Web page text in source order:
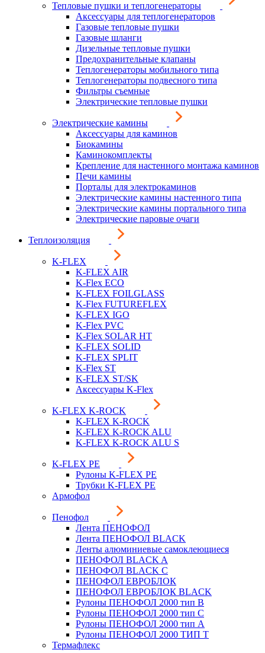
Тепловые пушки и теплогенераторы
Аксессуары для теплогенераторов
Газовые тепловые пушки
Газовые шланги
Дизельные тепловые пушки
Предохранительные клапаны
Теплогенераторы мобильного типа
Теплогенераторы подвесного типа
Фильтры съемные
Электрические тепловые пушки
Электрические камины
Аксессуары для каминов
Биокамины
Каминокомплекты
Крепление для настенного монтажа каминов
Печи камины
Порталы для электрокаминов
Электрические камины настенного типа
Электрические камины портального типа
Электрические паровые очаги
Теплоизоляция
K-FLEX
K-FLEX AIR
K-Flex ECO
K-FLEX FOILGLASS
K-Flex FUTUREFLEX
K-FLEX IGO
K-Flex PVC
K-Flex SOLAR HT
K-FLEX SOLID
K-FLEX SPLIT
K-Flex ST
K-FLEX ST/SK
Аксессуары K-Flex
K-FLEX K-ROCK
K-FLEX K-ROCK
K-FLEX K-ROCK ALU
K-FLEX K-ROCK ALU S
K-FLEX PE
Рулоны K-FLEX PE
Трубки K-FLEX PE
Армофол
Пенофол
Лента ПЕНОФОЛ
Лента ПЕНОФОЛ BLACK
Ленты алюминиевые самоклеющиеся
ПЕНОФОЛ BLACK A
ПЕНОФОЛ BLACK С
ПЕНОФОЛ ЕВРОБЛОК
ПЕНОФОЛ ЕВРОБЛОК BLACK
Рулоны ПЕНОФОЛ 2000 тип B
Рулоны ПЕНОФОЛ 2000 тип C
Рулоны ПЕНОФОЛ 2000 тип А
Рулоны ПЕНОФОЛ 2000 ТИП Т
Термафлекс